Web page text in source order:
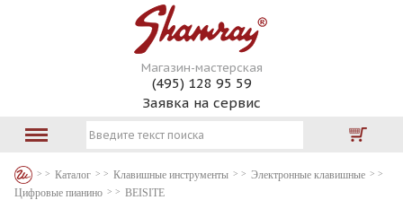
Магазин-мастерская
(495) 128 95 59
Заявка на сервис
Каталог Клавишные инструменты
Электронные клавишные
Цифровые пианино
BEISITE